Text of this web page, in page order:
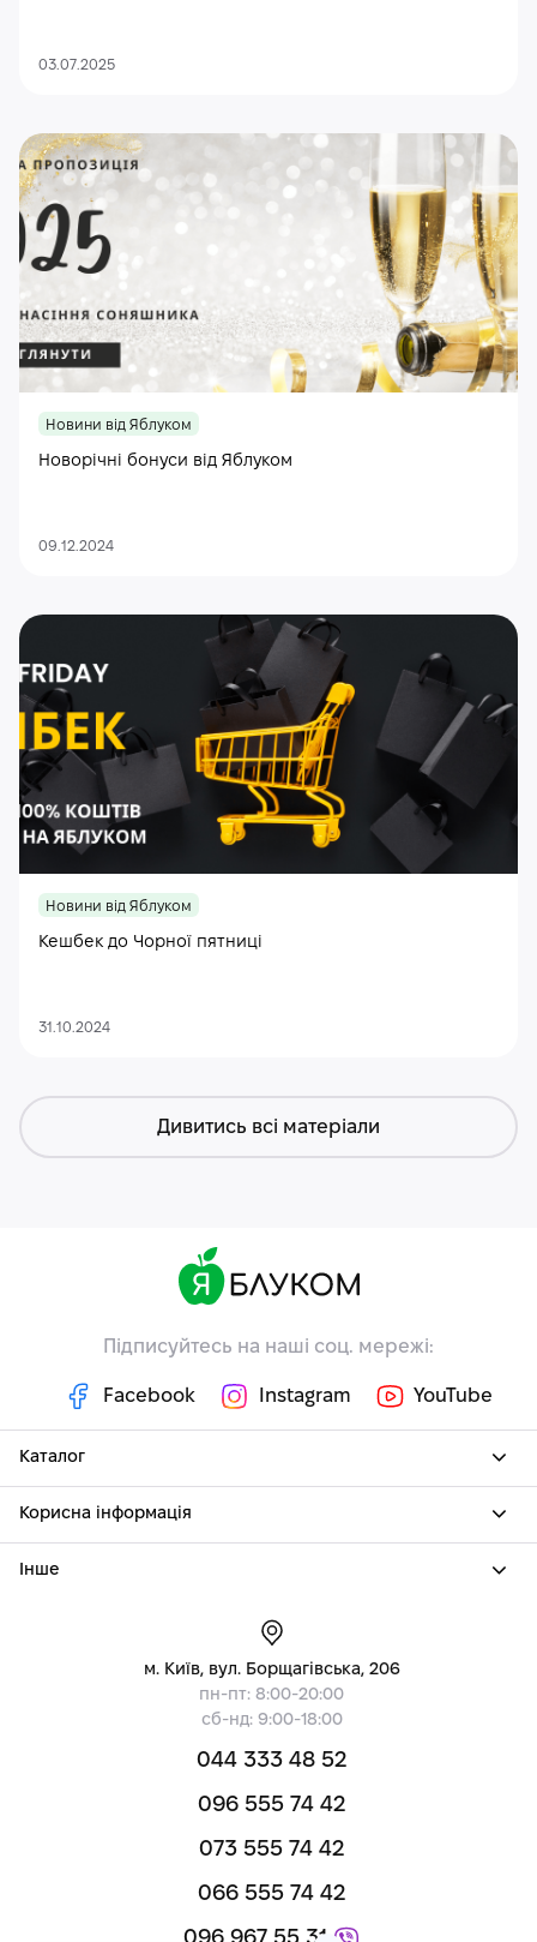
03.07.2025
Новини від Яблуком
Новорічні бонуси від Яблуком
09.12.2024
Новини від Яблуком
Кешбек до Чорної пятниці
31.10.2024
Дивитись всі матеріали
Підписуйтесь на наші соц. мережі:
Facebook Instagram YouTube
Каталог
Корисна інформація
Інше
м. Київ, вул. Борщагівська, 206
пн-пт: 8:00-20:00
сб-нд: 9:00-18:00
044 333 48 52
096 555 74 42
073 555 74 42
066 555 74 42